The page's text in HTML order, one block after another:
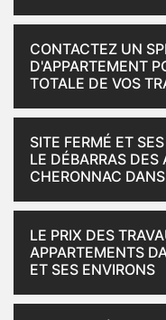
CONTACTEZ UN
D'APPARTEMENT
TOTALE DE VOS
SITE FERMÉ ET
LE DÉBARRAS
CHERONNAC
LE PRIX DES
APPARTEMENTS
ET SES ENVIRONS